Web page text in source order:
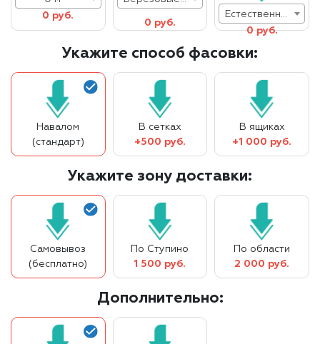
0 руб.
0 руб.
Естественная влажность
0 руб.
Укажите способ фасовки:
Навалом
(стандарт)
В сетках
+500 руб.
В ящиках
+1 000 руб.
Укажите зону доставки:
Самовывоз
(бесплатно)
По Ступино
1 500 руб.
По области
2 000 руб.
Дополнительно: